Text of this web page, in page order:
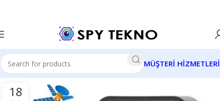
MÜŞTERİ HİZMETLERİ
18